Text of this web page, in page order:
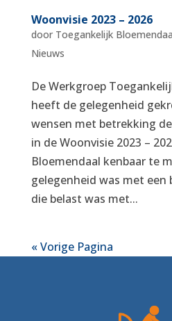
Woonvisie 2023 – 2026
door Toegankelijk
Nieuws
De Werkgroep
heeft de gelegenheid
wensen met betrekking
in de Woonvisie 2023 –
Bloemendaal kenbaar te
gelegenheid was met een
die belast was met...
« Vorige Pagina